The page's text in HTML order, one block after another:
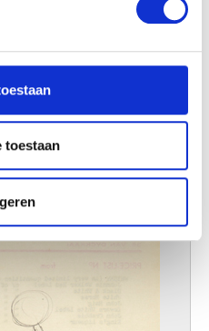
en advertenties te
social media te bieden
analyseren. Ook delen we
onze site met onze
en analyse. Deze
van hun services.
toestaan